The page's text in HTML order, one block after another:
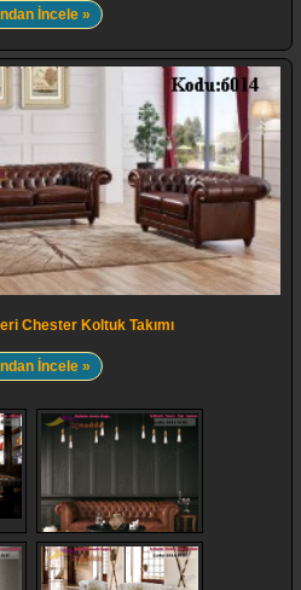
İncele »
Chester Koltuk Takımı
İncele »